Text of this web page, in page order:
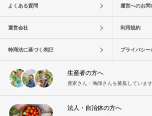
よくある質問 運営へのお問
運営会社 利用規約
特商法に基づく表記 プライバシー
生産者の方へ
農家さん・漁師さんを募集していま
法人・自治体の方へ